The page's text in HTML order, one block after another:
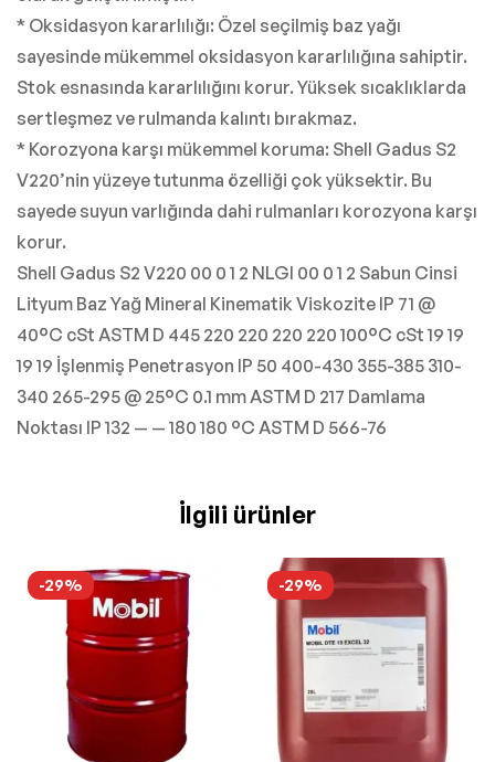
* Oksidasyon kararlılığı: Özel seçilmiş baz yağı
sayesinde mükemmel oksidasyon kararlılığına sahiptir.
Stok esnasında kararlılığını korur. Yüksek sıcaklıklarda
sertleşmez ve rulmanda kalıntı bırakmaz.
* Korozyona karşı mükemmel koruma: Shell Gadus S2
V220’nin yüzeye tutunma özelliği çok yüksektir. Bu
sayede suyun varlığında dahi rulmanları korozyona karşı
korur.
Shell Gadus S2 V220 00 0 1 2 NLGI 00 0 1 2 Sabun Cinsi
Lityum Baz Yağ Mineral Kinematik Viskozite IP 71 @
40°C cSt ASTM D 445 220 220 220 220 100°C cSt 19 19
19 19 İşlenmiş Penetrasyon IP 50 400-430 355-385 310-
340 265-295 @ 25°C 0.1 mm ASTM D 217 Damlama
Noktası IP 132 — — 180 180 °C ASTM D 566-76
İlgili ürünler
-29% -29%